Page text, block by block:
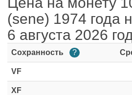
(sene) 1974 года
6 августа 2026
Сохранность ?
VF
XF